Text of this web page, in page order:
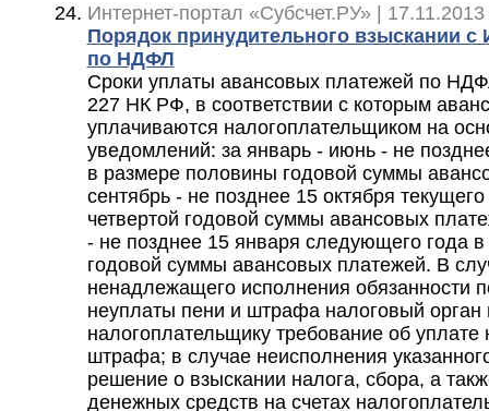
Интернет-портал «Субсчет.РУ» |
Порядок принудительного взыскании
по НДФЛ
Сроки уплаты авансовых платежей по
227 НК РФ, в соответствии с которым
уплачиваются налогоплательщиком на
уведомлений: за январь - июнь - не
в размере половины годовой суммы
сентябрь - не позднее 15 октября
четвертой годовой суммы авансовых
- не позднее 15 января следующего года
годовой суммы авансовых платежей. В
ненадлежащего исполнения обязанности
неуплаты пени и штрафа налоговый орган
налогоплательщику требование об уплате
штрафа; в случае неисполнения
решение о взыскании налога, сбора, а
денежных средств на счетах